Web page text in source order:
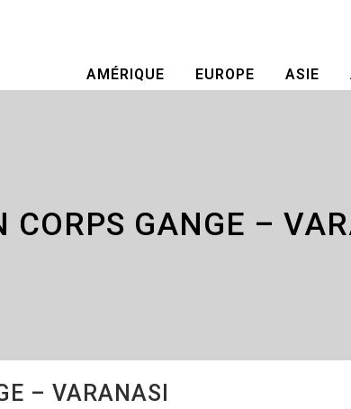
AMÉRIQUE EUROPE ASIE
CORPS GANGE –
– VARANASI